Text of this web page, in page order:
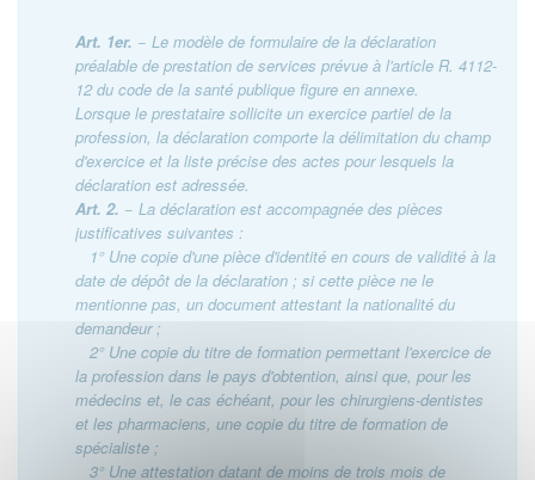
Art. 1er. − Le modèle de formulaire de la déclaration
préalable de prestation de services prévue à l'article R. 4112-
12 du code de la santé publique figure en annexe.
Lorsque le prestataire sollicite un exercice partiel de la
profession, la déclaration comporte la délimitation du champ
d'exercice et la liste précise des actes pour lesquels la
déclaration est adressée.
Art. 2. − La déclaration est accompagnée des pièces
justificatives suivantes :
1° Une copie d'une pièce d'identité en cours de validité à la
date de dépôt de la déclaration ; si cette pièce ne le
mentionne pas, un document attestant la nationalité du
demandeur ;
2° Une copie du titre de formation permettant l'exercice de
la profession dans le pays d'obtention, ainsi que, pour les
médecins et, le cas échéant, pour les chirurgiens-dentistes
et les pharmaciens, une copie du titre de formation de
spécialiste ;
3° Une attestation datant de moins de trois mois de